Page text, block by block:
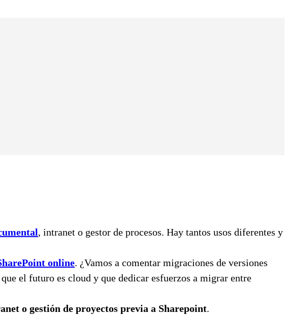
, intranet o gestor de procesos. Hay tantos usos diferentes y
online. ¿Vamos a comentar migraciones de versiones
el futuro es cloud y que dedicar esfuerzos a migrar entre
o gestión de proyectos previa a Sharepoint.